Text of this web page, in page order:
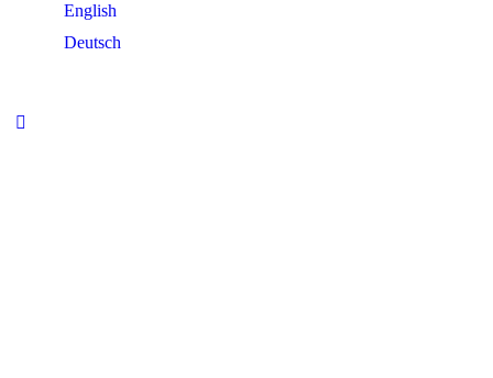
English
Deutsch